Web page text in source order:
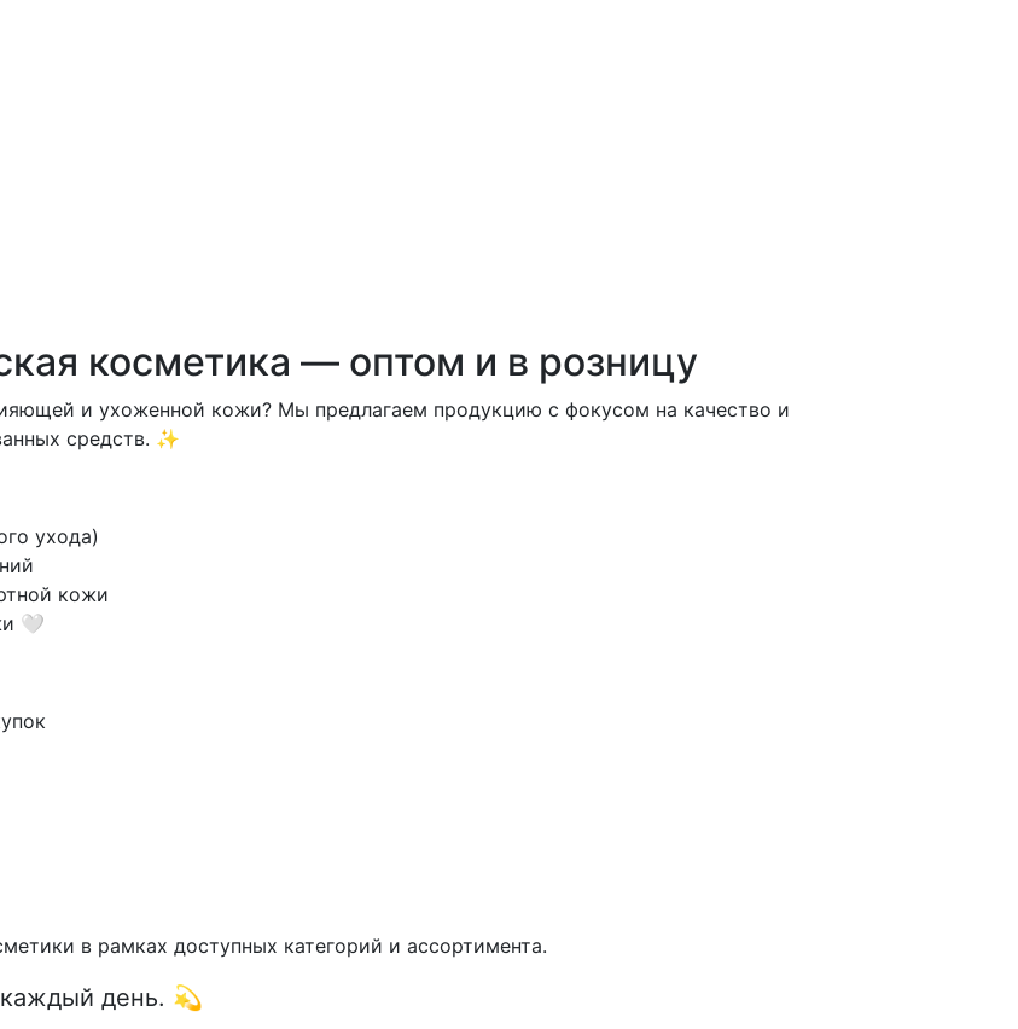
косметика — оптом и в розницу
и ухоженной кожи? Мы предлагаем продукцию с фокусом на качество и
средств. ✨
ухода)
кожи
🤍
в рамках доступных категорий и ассортимента.
день. 💫